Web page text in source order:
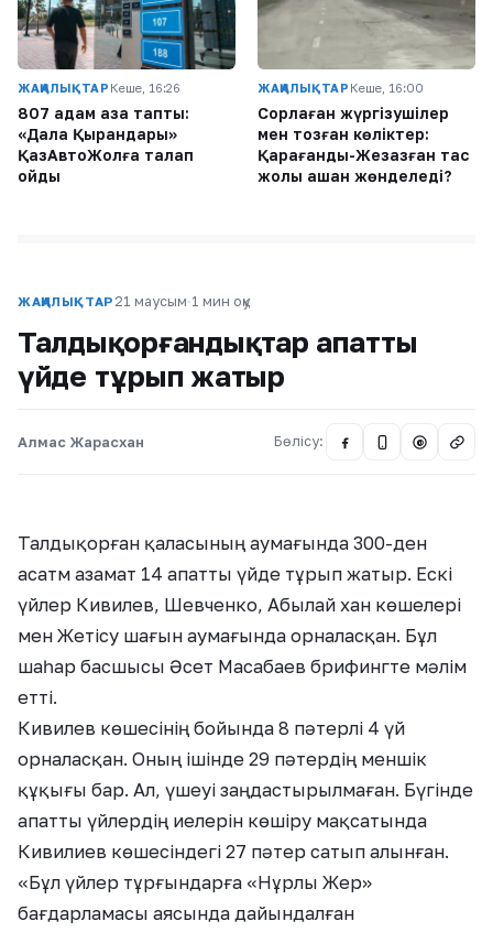
ЖАҢАЛЫҚТАР Кеше, 16:26
807 адам қаза тапты:
«Дала Қырандары»
ҚазАвтоЖолға талап
қойды
ЖАҢАЛЫҚТАР Кеше, 16:00
Сорлаған жүргізушілер
мен тозған көліктер:
Қарағанды-Жезқазған тас
жолы қашан жөнделеді?
ЖАҢАЛЫҚТАР 21 маусым·1 мин оқу
Талдықорғандықтар апатты
үйде тұрып жатыр
Алмас Жарасхан Бөлісу: @
Талдықорған қаласының аумағында 300-ден
асатм азамат 14 апатты үйде тұрып жатыр. Ескі
үйлер Кивилев, Шевченко, Абылай хан көшелері
мен Жетісу шағын аумағында орналасқан. Бұл
шаһар басшысы Әсет Масабаев брифингте мәлім
етті.
Кивилев көшесінің бойында 8 пәтерлі 4 үй
орналасқан. Оның ішінде 29 пәтердің меншік
құқығы бар. Ал, үшеуі заңдастырылмаған. Бүгінде
апатты үйлердің иелерін көшіру мақсатында
Кивилиев көшесіндегі 27 пәтер сатып алынған.
«Бұл үйлер тұрғындарға «Нұрлы Жер»
бағдарламасы аясында дайындалған